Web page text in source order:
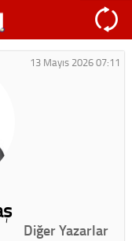
13 Mayıs 2026 07:11
Diğer Yazarlar